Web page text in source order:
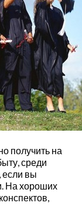
получить на
среди
если вы
На хороших